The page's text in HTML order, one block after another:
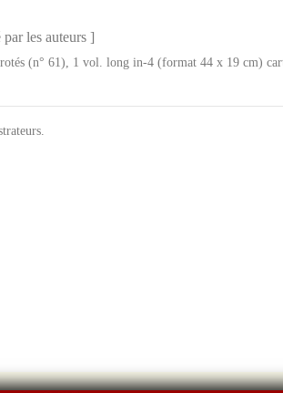
les auteurs ]
(n° 61), 1 vol. long in-4 (format 44 x 19 cm)